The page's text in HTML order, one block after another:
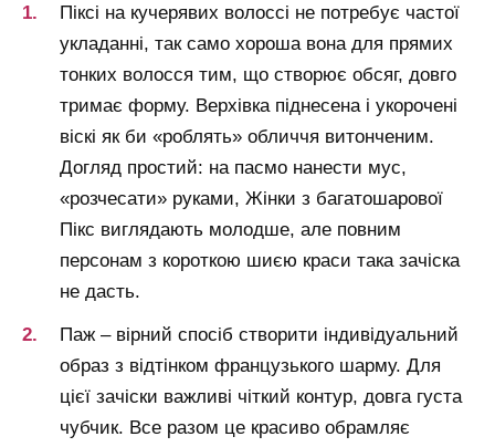
Піксі на кучерявих волоссі не потребує частої
укладанні, так само хороша вона для прямих
тонких волосся тим, що створює обсяг, довго
тримає форму. Верхівка піднесена і укорочені
віскі як би «роблять» обличчя витонченим.
Догляд простий: на пасмо нанести мус,
«розчесати» руками, Жінки з багатошарової
Пікс виглядають молодше, але повним
персонам з короткою шиєю краси така зачіска
не дасть.
Паж – вірний спосіб створити індивідуальний
образ з відтінком французького шарму. Для
цієї зачіски важливі чіткий контур, довга густа
чубчик. Все разом це красиво обрамляє